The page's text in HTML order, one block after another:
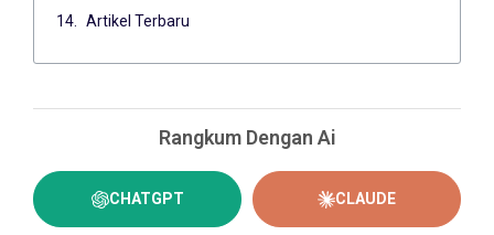
Artikel Terbaru
Rangkum Dengan Ai
CHATGPT CLAUDE